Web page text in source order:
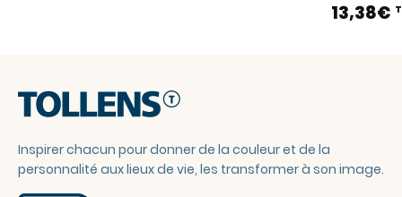
13,38€
Inspirer chacun pour donner de la couleur et de la
personnalité aux lieux de vie, les transformer à son image.